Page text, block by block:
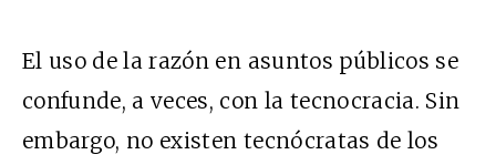
El uso de la razón en asuntos públicos se
confunde, a veces, con la tecnocracia. Sin
embargo, no existen tecnócratas de los